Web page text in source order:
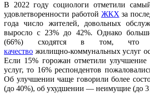
В 2022 году социологи отметили
удовлетворенности работой ЖКХ за
года число жителей, довольных
выросло с 23% до 42%. Однако
(66%) сходятся в том,
качество жилищно-коммунальныхуслуг
Если 15% горожан отметили улучшение
услуг, то 16% респондентов
Об улучшении чаще говорили более
(до 40%), об ухудшении — неимущие (до